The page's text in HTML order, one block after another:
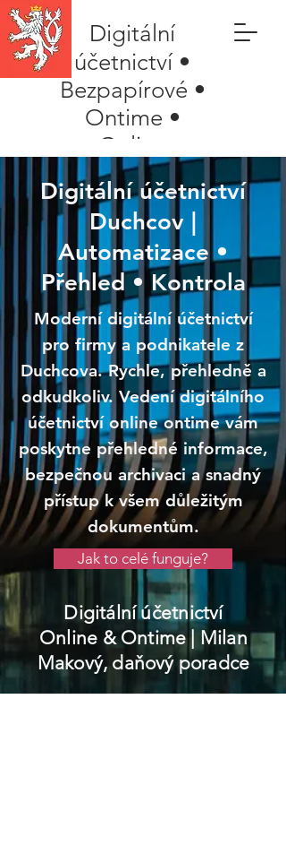
Digitální
účetnictví •
Bezpapírové •
Ontime •
Online
Digitální účetnictví
Duchcov |
Automatizace •
Přehled • Kontrola
Moderní digitální účetnictví
pro firmy a podnikatele z
Duchcova. Rychle, přehledně a
odkudkoliv. Vedení digitálního
účetnictví online ontime vám
poskytne přehledné informace,
bezpečnou archivaci a snadný
přístup k všem důležitým
dokumentům.
Jak to celé funguje?
Digitální účetnictví
Online & Ontime| Milan
Makový, daňový poradce